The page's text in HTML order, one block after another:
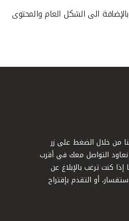
الى الشكل العام والمحتوى
من خلال الضغط على زر
التواصل معك في أقرب
كنت ترغب بالإبلاغ عن
أو التقدم بإقتراح